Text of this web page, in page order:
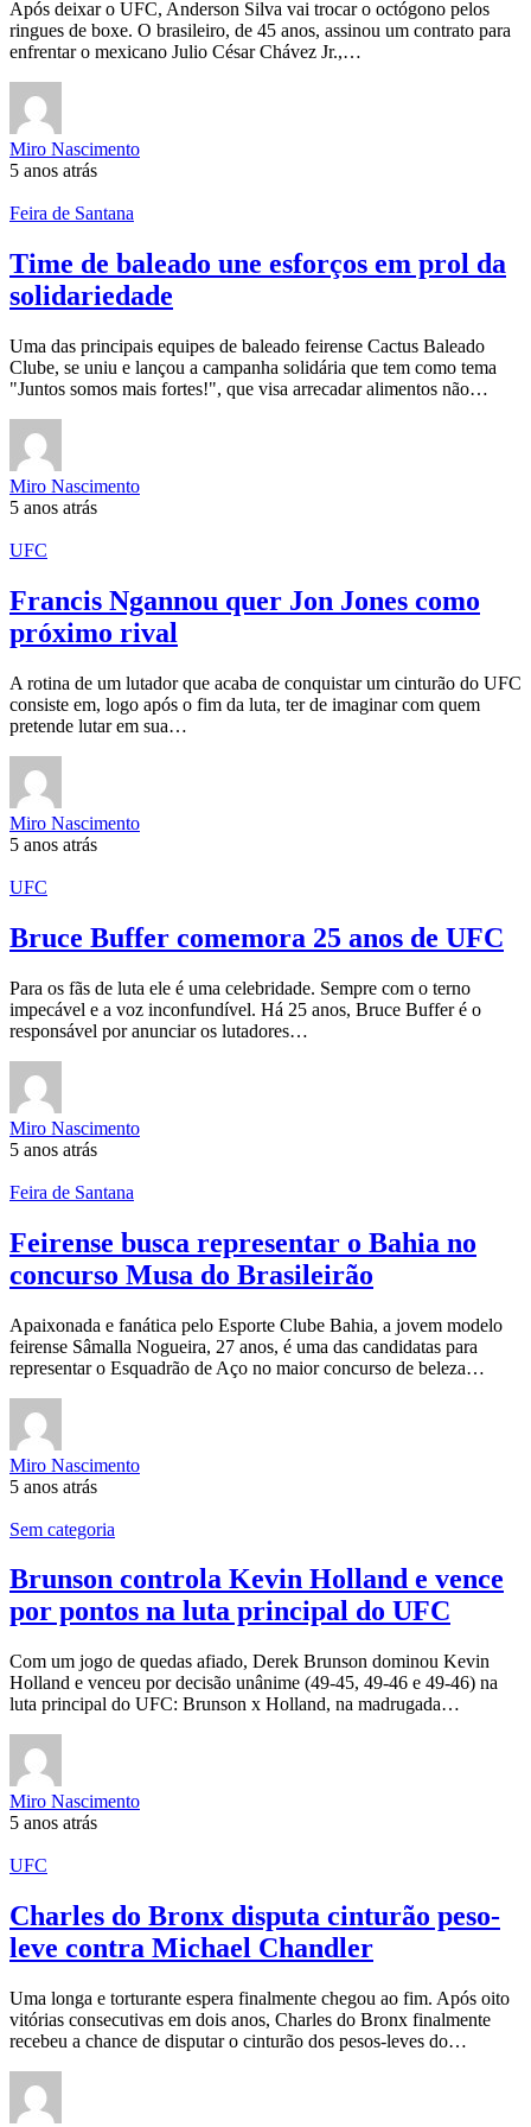
Após deixar o UFC, Anderson Silva vai trocar o octógono pelos
ringues de boxe. O brasileiro, de 45 anos, assinou um contrato para
enfrentar o mexicano Julio César Chávez Jr.,…
Miro Nascimento
5 anos atrás
Feira de Santana
Time de baleado une esforços em prol da
solidariedade
Uma das principais equipes de baleado feirense Cactus Baleado
Clube, se uniu e lançou a campanha solidária que tem como tema
"Juntos somos mais fortes!", que visa arrecadar alimentos não…
Miro Nascimento
5 anos atrás
UFC
Francis Ngannou quer Jon Jones como
próximo rival
A rotina de um lutador que acaba de conquistar um cinturão do UFC
consiste em, logo após o fim da luta, ter de imaginar com quem
pretende lutar em sua…
Miro Nascimento
5 anos atrás
UFC
Bruce Buffer comemora 25 anos de UFC
Para os fãs de luta ele é uma celebridade. Sempre com o terno
impecável e a voz inconfundível. Há 25 anos, Bruce Buffer é o
responsável por anunciar os lutadores…
Miro Nascimento
5 anos atrás
Feira de Santana
Feirense busca representar o Bahia no
concurso Musa do Brasileirão
Apaixonada e fanática pelo Esporte Clube Bahia, a jovem modelo
feirense Sâmalla Nogueira, 27 anos, é uma das candidatas para
representar o Esquadrão de Aço no maior concurso de beleza…
Miro Nascimento
5 anos atrás
Sem categoria
Brunson controla Kevin Holland e vence
por pontos na luta principal do UFC
Com um jogo de quedas afiado, Derek Brunson dominou Kevin
Holland e venceu por decisão unânime (49-45, 49-46 e 49-46) na
luta principal do UFC: Brunson x Holland, na madrugada…
Miro Nascimento
5 anos atrás
UFC
Charles do Bronx disputa cinturão peso-
leve contra Michael Chandler
Uma longa e torturante espera finalmente chegou ao fim. Após oito
vitórias consecutivas em dois anos, Charles do Bronx finalmente
recebeu a chance de disputar o cinturão dos pesos-leves do…